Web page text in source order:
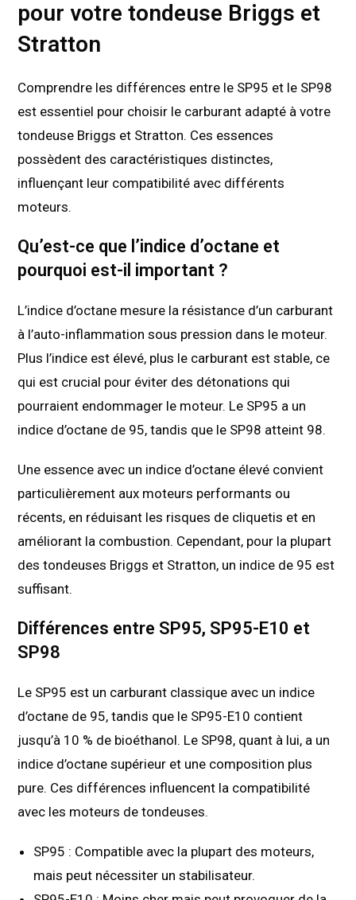
pour votre tondeuse Briggs et
Stratton
Comprendre les différences entre le SP95 et le SP98
est essentiel pour choisir le carburant adapté à votre
tondeuse Briggs et Stratton. Ces essences
possèdent des caractéristiques distinctes,
influençant leur compatibilité avec différents
moteurs.
Qu’est-ce que l’indice d’octane et
pourquoi est-il important ?
L’indice d’octane mesure la résistance d’un carburant
à l’auto-inflammation sous pression dans le moteur.
Plus l’indice est élevé, plus le carburant est stable, ce
qui est crucial pour éviter des détonations qui
pourraient endommager le moteur. Le SP95 a un
indice d’octane de 95, tandis que le SP98 atteint 98.
Une essence avec un indice d’octane élevé convient
particulièrement aux moteurs performants ou
récents, en réduisant les risques de cliquetis et en
améliorant la combustion. Cependant, pour la plupart
des tondeuses Briggs et Stratton, un indice de 95 est
suffisant.
Différences entre SP95, SP95-E10 et
SP98
Le SP95 est un carburant classique avec un indice
d’octane de 95, tandis que le SP95-E10 contient
jusqu’à 10 % de bioéthanol. Le SP98, quant à lui, a un
indice d’octane supérieur et une composition plus
pure. Ces différences influencent la compatibilité
avec les moteurs de tondeuses.
SP95 : Compatible avec la plupart des moteurs,
mais peut nécessiter un stabilisateur.